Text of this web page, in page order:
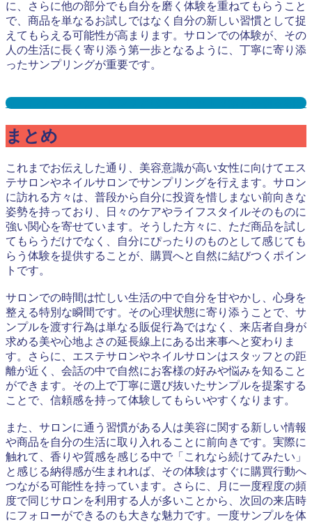
に、さらに他の部分でも自分を磨く体験を重ねてもらうこと
で、商品を単なるお試しではなく自分の新しい習慣として捉
えてもらえる可能性が高まります。サロンでの体験が、その
人の生活に長く寄り添う第一歩となるように、丁寧に寄り添
ったサンプリングが重要です。
ネイルサロンサンプリングとは？メリット３選と事例を紹介
まとめ
これまでお伝えした通り、美容意識が高い女性に向けてエス
テサロンやネイルサロンでサンプリングを行えます。サロン
に訪れる方々は、普段から自分に投資を惜しまない前向きな
姿勢を持っており、日々のケアやライフスタイルそのものに
強い関心を寄せています。そうした方々に、ただ商品を試し
てもらうだけでなく、自分にぴったりのものとして感じても
らう体験を提供することが、購買へと自然に結びつくポイン
トです。
サロンでの時間は忙しい生活の中で自分を甘やかし、心身を
整える特別な瞬間です。その心理状態に寄り添うことで、サ
ンプルを渡す行為は単なる販促行為ではなく、来店者自身が
求める美や心地よさの延長線上にある出来事へと変わりま
す。さらに、エステサロンやネイルサロンはスタッフとの距
離が近く、会話の中で自然にお客様の好みや悩みを知ること
ができます。その上で丁寧に選び抜いたサンプルを提案する
ことで、信頼感を持って体験してもらいやすくなります。
また、サロンに通う習慣がある人は美容に関する新しい情報
や商品を自分の生活に取り入れることに前向きです。実際に
触れて、香りや質感を感じる中で「これなら続けてみたい」
と感じる納得感が生まれれば、その体験はすぐに購買行動へ
つながる可能性を持っています。さらに、月に一度程度の頻
度で同じサロンを利用する人が多いことから、次回の来店時
にフォローができるのも大きな魅力です。一度サンプルを体